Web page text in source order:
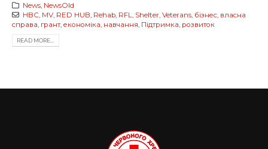
News, NewsOld
HBC MV, RED HUB Rehab, RFL Shelter, Veterans, бізнес, власна
справа грант, економіка навчання Підтримка розвиток
READ MORE...